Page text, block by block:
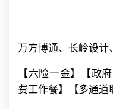
万方博通、长岭设计
【六险一金】【政
费工作餐】【多通道